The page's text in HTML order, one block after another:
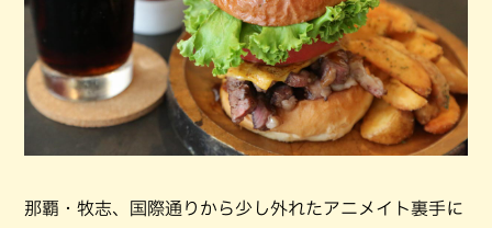
那覇・牧志、国際通りから少し外れたアニメイト裏手に